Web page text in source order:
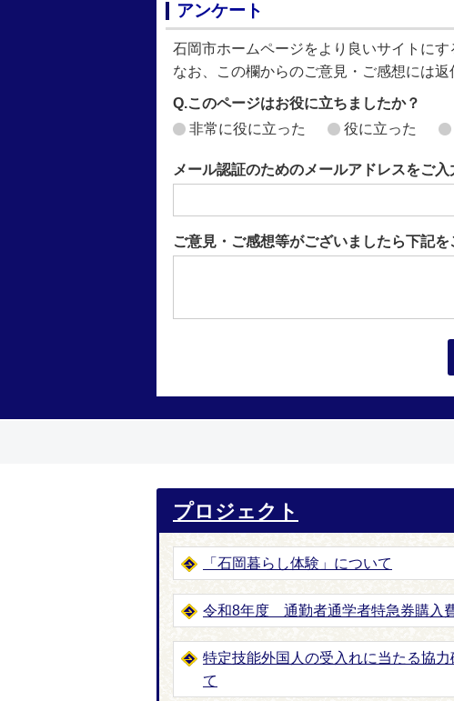
アンケート
石岡市ホームページをより良いサイトに
なお、この欄からのご意見・ご感想には返
Q.このページはお役に立ちましたか？
非常に役に立った
役に立った
メール認証のためのメールアドレスをご入
ご意見・ご感想等がございましたら下記を
プロジェクト
「石岡暮らし体験」について
令和8年度 通勤者通学者特急券購入
特定技能外国人の受入れに当たる協
て